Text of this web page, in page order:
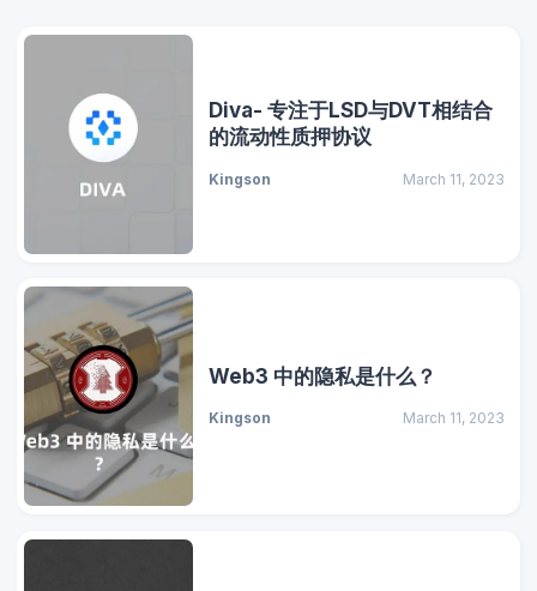
Diva- 专注于LSD与DVT相结合
的流动性质押协议
Kingson March 11, 2023
Web3 中的隐私是什么？
Kingson March 11, 2023